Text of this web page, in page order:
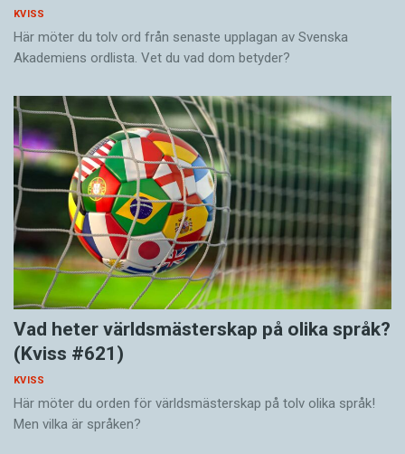
KVISS
Här möter du tolv ord från senaste upplagan av Svenska
Akademiens ordlista. Vet du vad dom betyder?
Vad heter världsmästerskap på olika språk?
(Kviss #621)
KVISS
Här möter du orden för världsmästerskap på tolv olika språk!
Men vilka är språken?